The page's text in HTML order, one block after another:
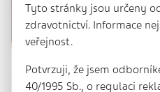
Tyto stránky jsou určeny
zdravotnictví. Informace
veřejnost.
Potvrzuji, že jsem
40/1995 Sb., o regulaci